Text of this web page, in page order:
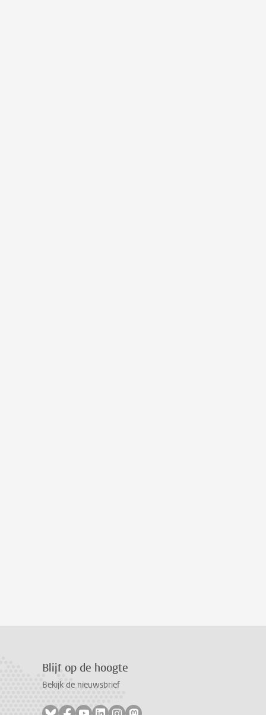
Blijf op de hoogte
Bekijk de nieuwsbrief
Volg ons op bluesky
Volg ons op facebook
Volg ons op youtube
Volg ons op linkedin
Volg ons op instagram
Volg ons op mastodon